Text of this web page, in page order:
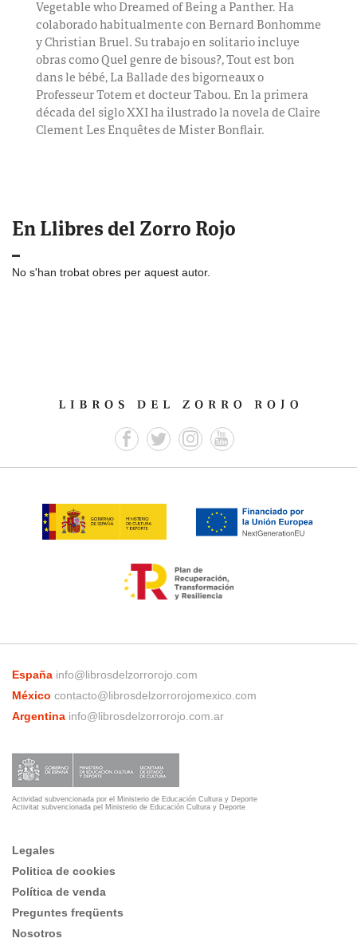
Vegetable who Dreamed of Being a Panther. Ha
colaborado habitualmente con Bernard Bonhomme
y Christian Bruel. Su trabajo en solitario incluye
obras como Quel genre de bisous?, Tout est bon
dans le bébé, La Ballade des bigorneaux o
Professeur Totem et docteur Tabou. En la primera
década del siglo XXI ha ilustrado la novela de Claire
Clement Les Enquêtes de Mister Bonflair.
En Llibres del Zorro Rojo
No s'han trobat obres per aquest autor.
España info@librosdelzorrorojo.com
México contacto@librosdelzorrorojomexico.com
Argentina info@librosdelzorrorojo.com.ar
Actividad subvencionada por el Ministerio de Educación Cultura y Deporte
Activitat subvencionada pel Ministerio de Educación Cultura y Deporte
Legales
Politica de cookies
Política de venda
Preguntes freqüents
Nosotros